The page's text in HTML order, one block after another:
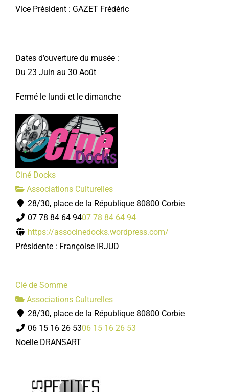
Vice Président : GAZET Frédéric
Dates d’ouverture du musée :
Du 23 Juin au 30 Août
Fermé le lundi et le dimanche
Ciné Docks
Associations Culturelles
28/30, place de la République 80800 Corbie
07 78 84 64 9407 78 84 64 94
https://associnedocks.wordpress.com/
Présidente : Françoise IRJUD
Clé de Somme
Associations Culturelles
28/30, place de la République 80800 Corbie
06 15 16 26 5306 15 16 26 53
Noelle DRANSART